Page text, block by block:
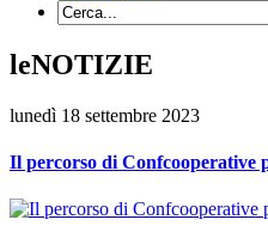
leNOTIZIE
lunedì 18 settembre 2023
Il percorso di Confcooperative